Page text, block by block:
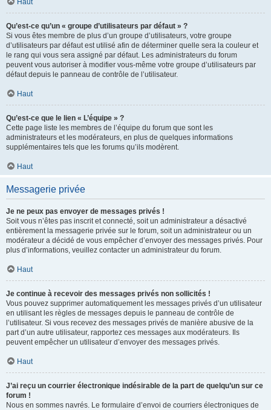
Haut
Qu’est-ce qu’un « groupe d’utilisateurs par défaut » ?
Si vous êtes membre de plus d’un groupe d’utilisateurs, votre groupe
d’utilisateurs par défaut est utilisé afin de déterminer quelle sera la couleur et
le rang qui vous sera assigné par défaut. Les administrateurs du forum
peuvent vous autoriser à modifier vous-même votre groupe d’utilisateurs par
défaut depuis le panneau de contrôle de l’utilisateur.
Haut
Qu’est-ce que le lien « L’équipe » ?
Cette page liste les membres de l’équipe du forum que sont les
administrateurs et les modérateurs, en plus de quelques informations
supplémentaires tels que les forums qu’ils modèrent.
Haut
Messagerie privée
Je ne peux pas envoyer de messages privés !
Soit vous n’êtes pas inscrit et connecté, soit un administrateur a désactivé
entièrement la messagerie privée sur le forum, soit un administrateur ou un
modérateur a décidé de vous empêcher d’envoyer des messages privés. Pour
plus d’informations, veuillez contacter un administrateur du forum.
Haut
Je continue à recevoir des messages privés non sollicités !
Vous pouvez supprimer automatiquement les messages privés d’un utilisateur
en utilisant les règles de messages depuis le panneau de contrôle de
l’utilisateur. Si vous recevez des messages privés de manière abusive de la
part d’un autre utilisateur, rapportez ces messages aux modérateurs. Ils
peuvent empêcher un utilisateur d’envoyer des messages privés.
Haut
J’ai reçu un courrier électronique indésirable de la part de quelqu’un sur ce
forum !
Nous en sommes navrés. Le formulaire d’envoi de courriers électroniques de